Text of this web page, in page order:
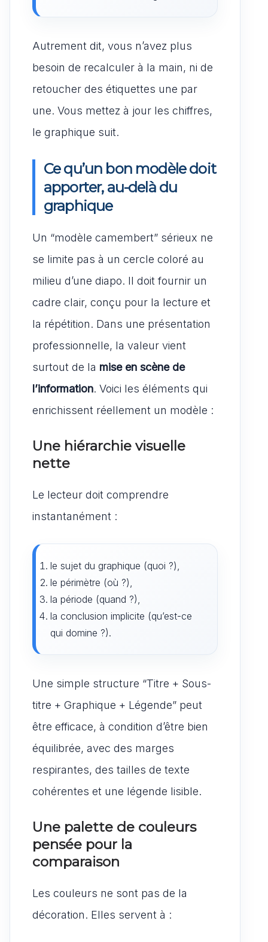
Autrement dit, vous n’avez plus
besoin de recalculer à la main, ni de
retoucher des étiquettes une par
une. Vous mettez à jour les chiffres,
le graphique suit.
Ce qu’un bon modèle doit
apporter, au-delà du
graphique
Un “modèle camembert” sérieux ne
se limite pas à un cercle coloré au
milieu d’une diapo. Il doit fournir un
cadre clair, conçu pour la lecture et
la répétition. Dans une présentation
professionnelle, la valeur vient
surtout de la mise en scène de
l’information. Voici les éléments qui
enrichissent réellement un modèle :
Une hiérarchie visuelle
nette
Le lecteur doit comprendre
instantanément :
le sujet du graphique (quoi ?),
le périmètre (où ?),
la période (quand ?),
la conclusion implicite (qu’est-ce
qui domine ?).
Une simple structure “Titre + Sous-
titre + Graphique + Légende” peut
être efficace, à condition d’être bien
équilibrée, avec des marges
respirantes, des tailles de texte
cohérentes et une légende lisible.
Une palette de couleurs
pensée pour la
comparaison
Les couleurs ne sont pas de la
décoration. Elles servent à :